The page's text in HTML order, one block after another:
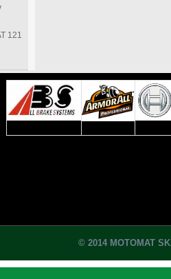
121
© 2014